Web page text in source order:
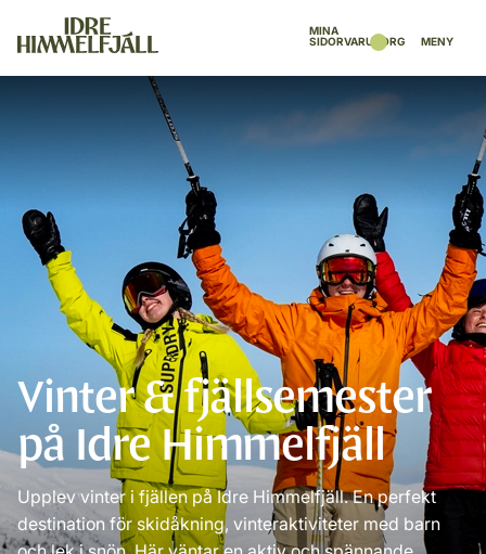
MINA
SIDORVARUKORG MENY
Vinter & fjällsemester
på Idre Himmelfjäll
Upplev vinter i fjällen på Idre Himmelfjäll. En perfekt
destination för skidåkning, vinteraktiviteter med barn